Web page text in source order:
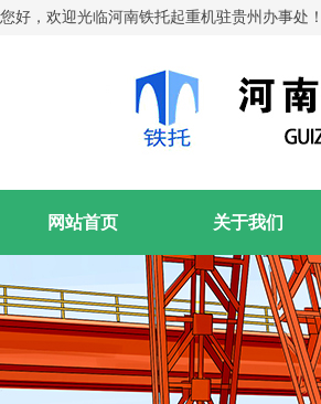
您好，欢迎光临河南铁托起重机驻贵州办事处
网站首页 关于我们